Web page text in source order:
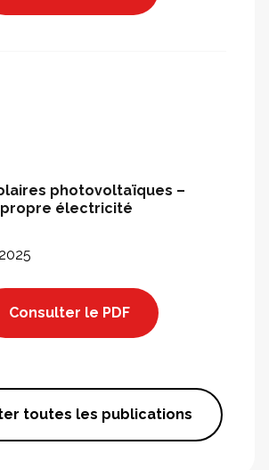
photovoltaïques –
propre électricité
Consulter le PDF
toutes les publications